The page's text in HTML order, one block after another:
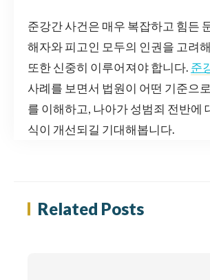
준강간 사건은 매우 복잡하고 힘든
해자와 피고인 모두의 인권을 고려
또한 신중히 이루어져야 합니다. 준
사례를 보면서 법원이 어떤 기준으
를 이해하고, 나아가 성범죄 전반에
식이 개선되길 기대해봅니다.
Related Posts